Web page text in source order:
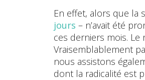
En effet, alors que la
jours – n’avait été
ces derniers mois. Le
Vraisemblablement
nous assistons
dont la radicalité est